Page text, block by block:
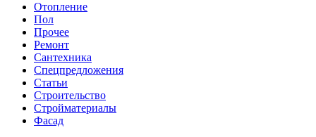
Отопление
Пол
Прочее
Ремонт
Сантехника
Спецпредложения
Статьи
Строительство
Стройматериалы
Фасад